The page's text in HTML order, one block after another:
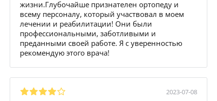
жизни.Глубочайше признателен ортопеду и
всему персоналу, который участвовал в моем
лечении и реабилитации! Они были
профессиональными, заботливыми и
преданными своей работе. Я с уверенностью
рекомендую этого врача!
2023-07-08